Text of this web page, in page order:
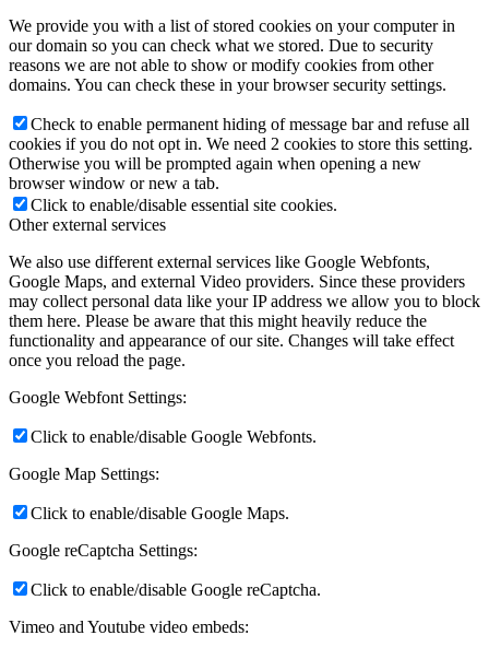
We provide you with a list of stored cookies on your computer in
our domain so you can check what we stored. Due to security
reasons we are not able to show or modify cookies from other
domains. You can check these in your browser security settings.
Check to enable permanent hiding of message bar and refuse all
cookies if you do not opt in. We need 2 cookies to store this setting.
Otherwise you will be prompted again when opening a new
browser window or new a tab.
Click to enable/disable essential site cookies.
Other external services
We also use different external services like Google Webfonts,
Google Maps, and external Video providers. Since these providers
may collect personal data like your IP address we allow you to block
them here. Please be aware that this might heavily reduce the
functionality and appearance of our site. Changes will take effect
once you reload the page.
Google Webfont Settings:
Click to enable/disable Google Webfonts.
Google Map Settings:
Click to enable/disable Google Maps.
Google reCaptcha Settings:
Click to enable/disable Google reCaptcha.
Vimeo and Youtube video embeds: